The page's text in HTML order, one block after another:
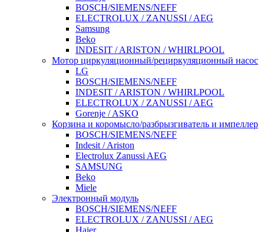
BOSCH/SIEMENS/NEFF
ELECTROLUX / ZANUSSI / AEG
Samsung
Beko
INDESIT / ARISTON / WHIRLPOOL
Мотор циркуляционный/рециркуляционный насос
LG
BOSCH/SIEMENS/NEFF
INDESIT / ARISTON / WHIRLPOOL
ELECTROLUX / ZANUSSI / AEG
Gorenje / ASKO
Корзина и коромысло/разбрызгиватель и импеллер
BOSCH/SIEMENS/NEFF
Indesit / Ariston
Electrolux Zanussi AEG
SAMSUNG
Beko
Miele
Электронный модуль
BOSCH/SIEMENS/NEFF
ELECTROLUX / ZANUSSI / AEG
Haier